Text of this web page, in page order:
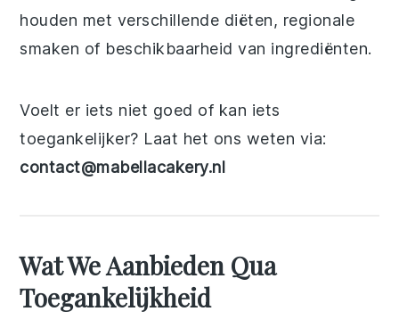
houden met verschillende diëten, regionale
smaken of beschikbaarheid van ingrediënten.
Voelt er iets niet goed of kan iets
toegankelijker? Laat het ons weten via:
contact@mabellacakery.nl
Wat We Aanbieden Qua
Toegankelijkheid